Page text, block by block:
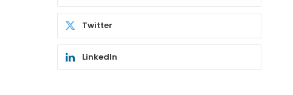
Twitter
LinkedIn